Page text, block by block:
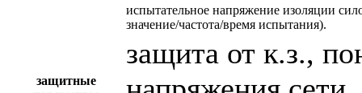
испытательное напряжение изоляции
значение/частота/время испытания).
защитные
защита от к.з.,